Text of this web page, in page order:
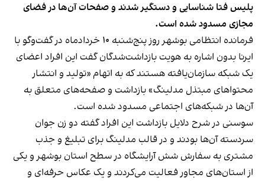
پلیس فتا شناسایی و دستگیر شدند و صفحات آن‌ها در فضای
مجازی مسدود شده است.
فرمانده انتظامی بوشهر روز پنج‌شنبه ۱۰ خردادماه در گفت‌وگو با
ایرنا بدون اشاره به هویت بازداشت‌شدگان گفت این افراد اعضای
یک شبکه سازمان‌یافته هستند که به اتهام «تولید و انتشار
محتواهای مبتذل مدلینگ» بازداشت و صفحه‌های متعلق به
آن‌ها در شبکه‌های اجتماعی مسدود شده است.
سوسنی در شرح دلایل بازداشت این افراد گفته دو زن جوان
سردسته آن‌ها بودند و در قالب مدلینگ برای تبلیغ و جذب
مشتری به سفارش شش آرایشگاه در سطح استان بوشهر و یکی
از استان‌های مجاور فعالیت می‌کردند و یک عکاس حرفه‌ای و